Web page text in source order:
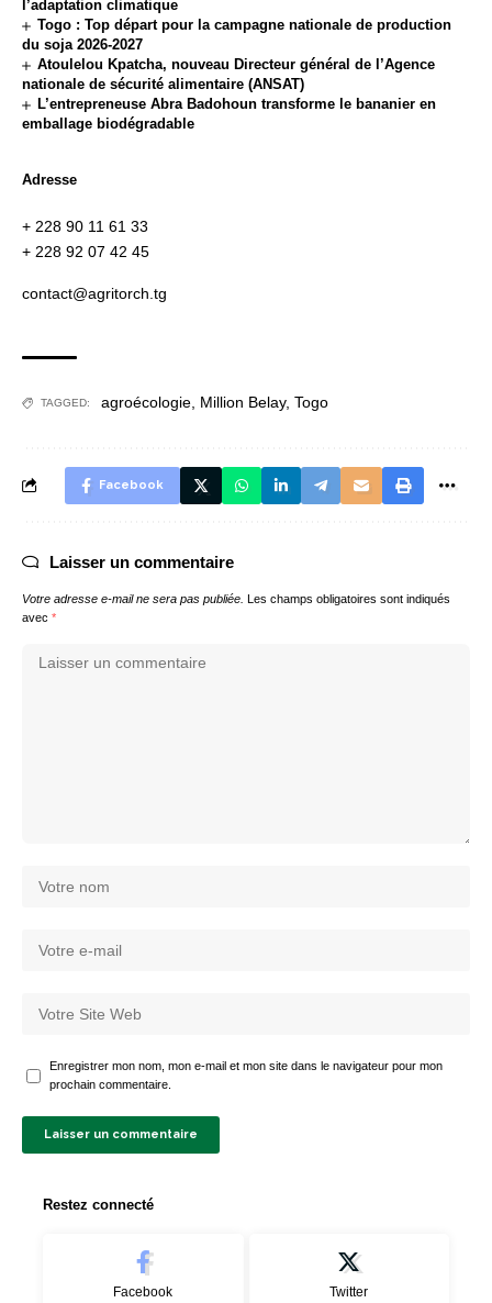
l’adaptation climatique
Togo : Top départ pour la campagne nationale de production
du soja 2026-2027
Atoulelou Kpatcha, nouveau Directeur général de l’Agence
nationale de sécurité alimentaire (ANSAT)
L’entrepreneuse Abra Badohoun transforme le bananier en
emballage biodégradable
Adresse
+ 228 90 11 61 33
+ 228 92 07 42 45
contact@agritorch.tg
TAGGED: agroécologie, Million Belay, Togo
Facebook
Laisser un commentaire
Votre adresse e-mail ne sera pas publiée.
Les champs obligatoires sont indiqués
avec *
Enregistrer mon nom, mon e-mail et mon site dans le navigateur pour mon
prochain commentaire.
Restez connecté
Facebook Twitter